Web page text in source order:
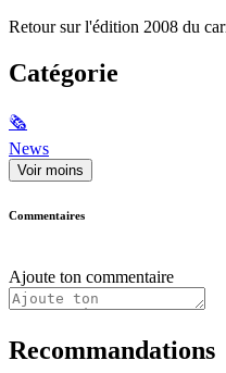
Retour sur l'édition 2008 du
Catégorie
🗞
News
Voir moins
Commentaires
Ajoute ton commentaire
Recommandations